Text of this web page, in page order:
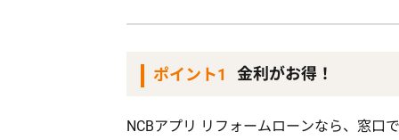
ポイント1 金利がお得！
NCBアプリ リフォームローンなら、窓口